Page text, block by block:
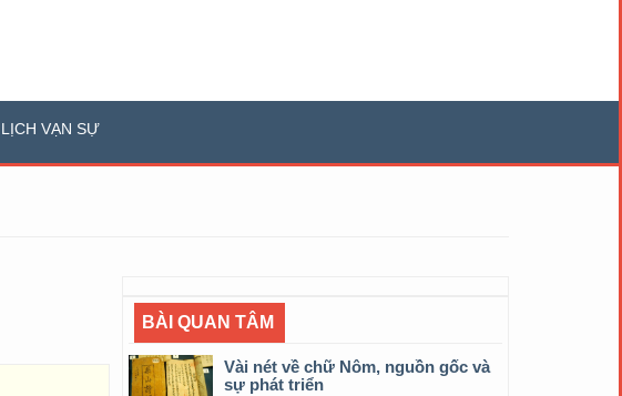
LỊCH VẠN SỰ
BÀI QUAN TÂM
Vài nét về chữ Nôm, nguồn gốc và
sự phát triển